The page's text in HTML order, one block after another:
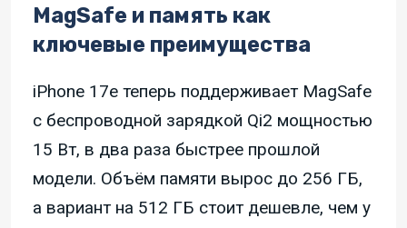
MagSafe и память как
ключевые преимущества
iPhone 17e теперь поддерживает MagSafe
с беспроводной зарядкой Qi2 мощностью
15 Вт, в два раза быстрее прошлой
модели. Объём памяти вырос до 256 ГБ,
а вариант на 512 ГБ стоит дешевле, чем у